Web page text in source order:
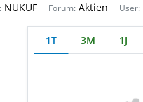
NUKUF Forum: Aktien User:
1T 3M 1J